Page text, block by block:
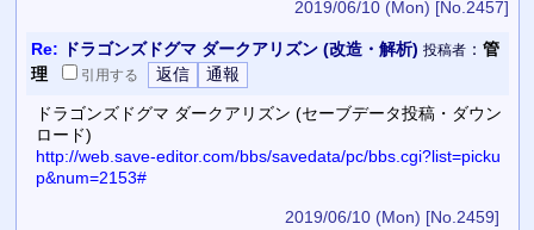
2019/06/10 (Mon) [No.2457]
Re: ドラゴンズドグマ ダークアリズン (改造・解析) 投稿者： 管
理
引用する
ドラゴンズドグマ ダークアリズン (セーブデータ投稿・ダウン
ロード)
http://web.save-editor.com/bbs/savedata/pc/bbs.cgi?list=picku
p&num=2153#
2019/06/10 (Mon) [No.2459]